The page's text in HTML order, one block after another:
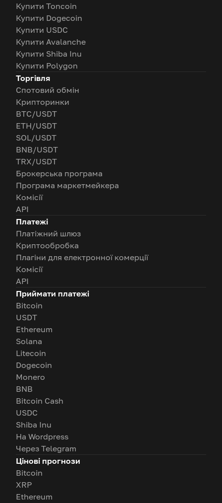
Купити Toncoin
Купити Dogecoin
Купити USDC
Купити Avalanche
Купити Shiba Inu
Купити Polygon
Торгівля
Спотовий обмін
Крипторинки
BTC/USDT
ETH/USDT
SOL/USDT
BNB/USDT
TRX/USDT
Брокерська програма
Програма маркетмейкера
Комісії
API
Платежі
Платіжний шлюз
Криптообробка
Плагіни для електронної комерції
Комісії
API
Приймати платежі
Bitcoin
USDT
Ethereum
Solana
Litecoin
Dogecoin
Monero
BNB
Bitcoin Cash
USDC
Shiba Inu
На Wordpress
Через Telegram
Цінові прогнози
Bitcoin
XRP
Ethereum